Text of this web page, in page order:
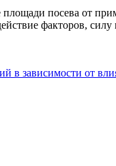
площади посева от
факторов,
в зависимости от